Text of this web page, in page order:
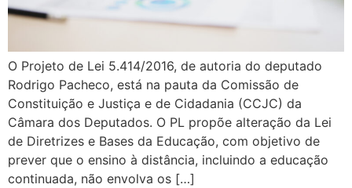
O Projeto de Lei 5.414/2016, de autoria do deputado
Rodrigo Pacheco, está na pauta da Comissão de
Constituição e Justiça e de Cidadania (CCJC) da
Câmara dos Deputados. O PL propõe alteração da Lei
de Diretrizes e Bases da Educação, com objetivo de
prever que o ensino à distância, incluindo a educação
continuada, não envolva os […]